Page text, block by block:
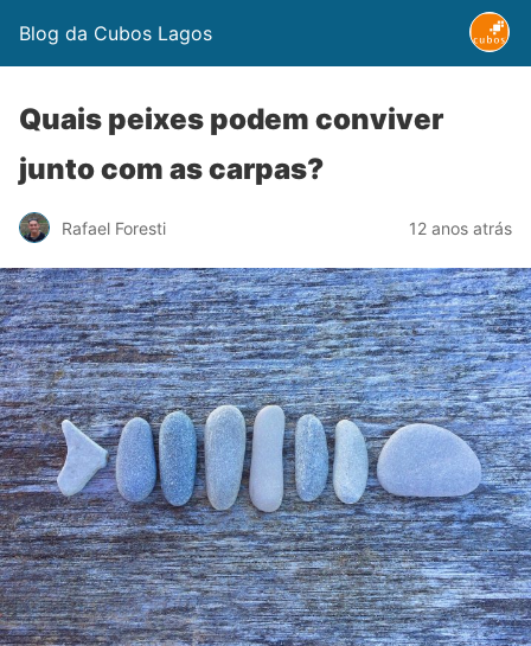
Blog da Cubos Lagos
Quais peixes podem conviver
junto com as carpas?
Rafael Foresti 12 anos atrás